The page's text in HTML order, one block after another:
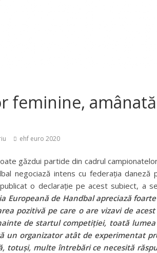
feminine,
ehf euro 2020
găzdui partide din cadrul
negociază intens cu federația daneză
o declarație pe acest subiect, a
Europeană de Handbal apreciază
pozitivă pe care o are vizavi de
de startul competiției, toată
un organizator atât de experimentat
totuși, multe întrebări ce necesită